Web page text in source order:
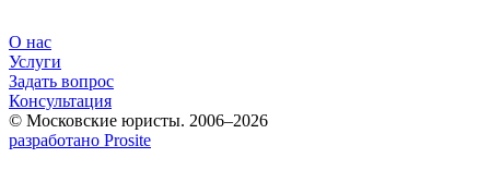
О нас
Услуги
Задать вопрос
Консультация
© Московские юристы. 2006–2026
разработано Prosite